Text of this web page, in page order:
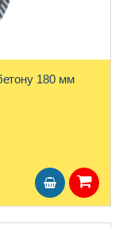
180 мм